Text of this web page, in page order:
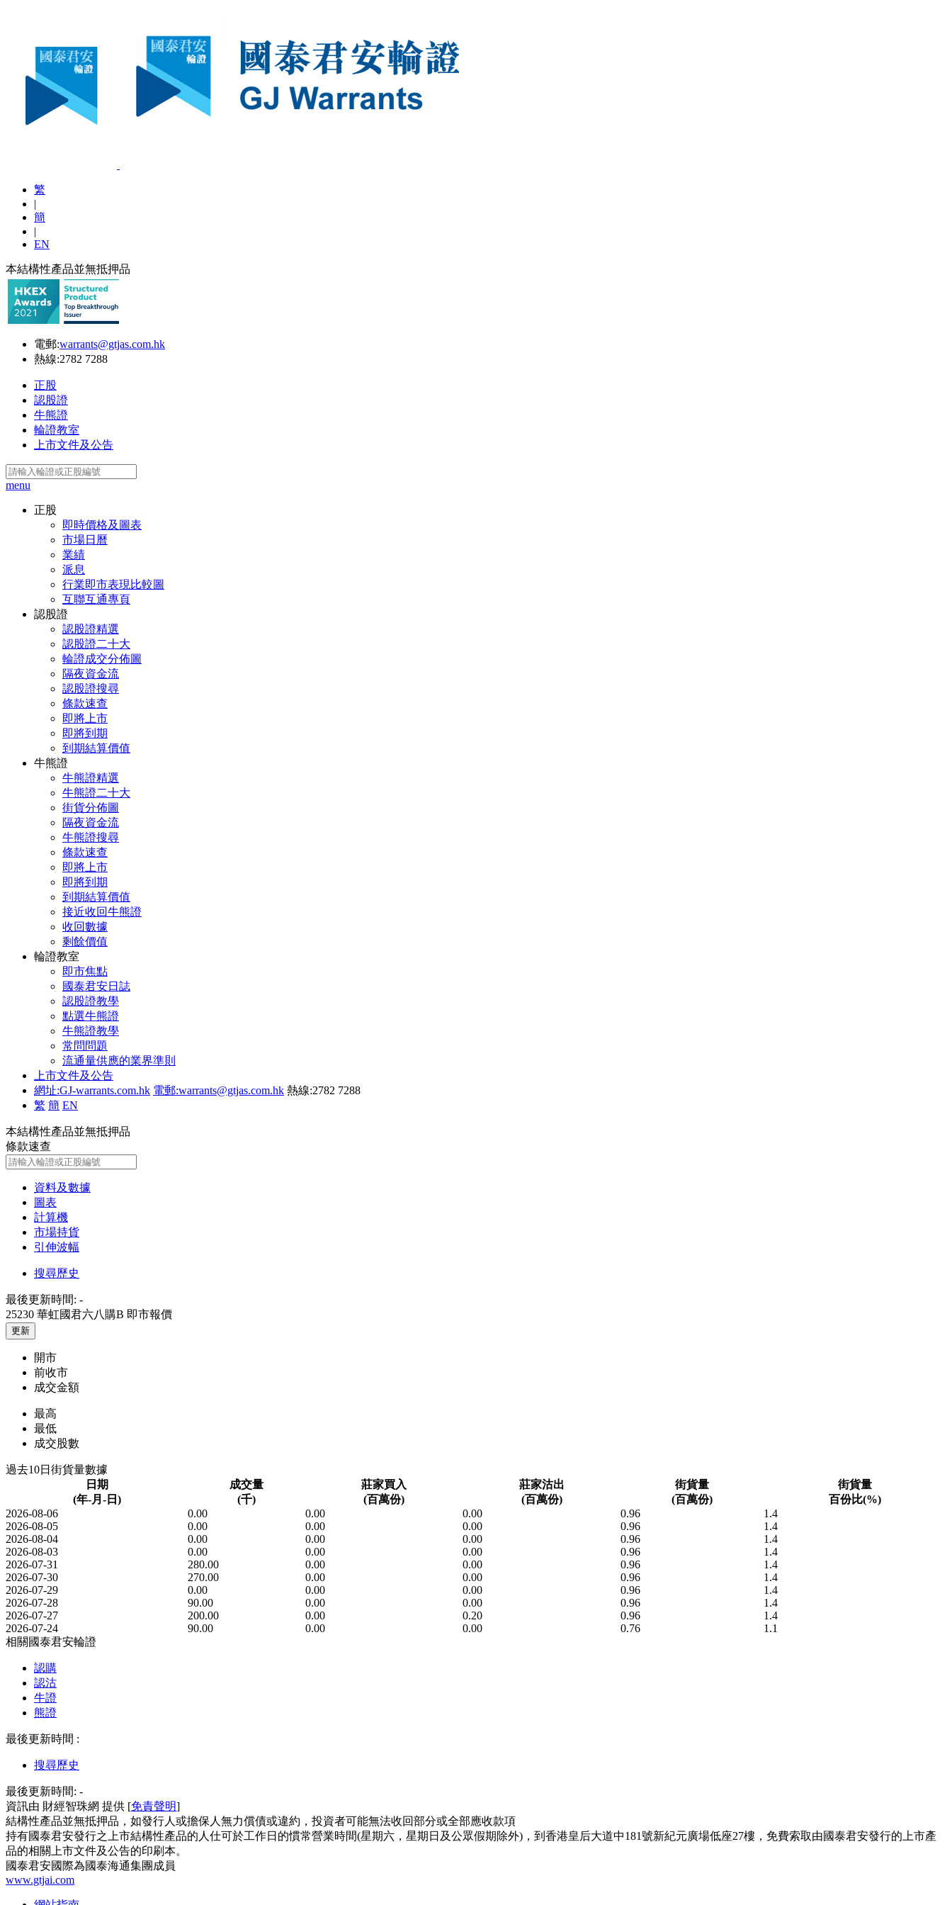
繁
|
簡
|
EN
本結構性產品並無抵押品
電郵:warrants@gtjas.com.hk
熱線:2782 7288
正股
認股證
牛熊證
輪證教室
上市文件及公告
menu
正股
即時價格及圖表
市場日曆
業績
派息
行業即市表現比較圖
互聯互通專頁
認股證
認股證精選
認股證二十大
輪證成交分佈圖
隔夜資金流
認股證搜尋
條款速查
即將上市
即將到期
到期結算價值
牛熊證
牛熊證精選
牛熊證二十大
街貨分佈圖
隔夜資金流
牛熊證搜尋
條款速查
即將上市
即將到期
到期結算價值
接近收回牛熊證
收回數據
剩餘價值
輪證教室
即市焦點
國泰君安日誌
認股證教學
點選牛熊證
牛熊證教學
常問問題
流通量供應的業界準則
上市文件及公告
網址:GJ-warrants.com.hk 電郵:warrants@gtjas.com.hk 熱線:2782 7288
繁 簡 EN
本結構性產品並無抵押品
條款速查
資料及數據
圖表
計算機
市場持貨
引伸波幅
搜尋歷史
最後更新時間: -
25230 華虹國君六八購B 即市報價
更新
開市
前收市
成交金額
最高
最低
成交股數
過去10日街貨量數據
日期
(年-月-日)
成交量
(千)
莊家買入
(百萬份)
莊家沽出
(百萬份)
街貨量
(百萬份)
街貨量
百份比(%)
2026-08-06
0.00 0.00 0.00 0.96
1.4
2026-08-05
0.00 0.00 0.00 0.96
1.4
2026-08-04
0.00 0.00 0.00 0.96
1.4
2026-08-03
0.00 0.00 0.00 0.96
1.4
2026-07-31
280.00 0.00 0.00 0.96
1.4
2026-07-30
270.00 0.00 0.00 0.96
1.4
2026-07-29
0.00 0.00 0.00 0.96
1.4
2026-07-28
90.00 0.00 0.00 0.96
1.4
2026-07-27
200.00 0.00 0.20 0.96
1.4
2026-07-24
90.00 0.00 0.00 0.76
1.1
相關國泰君安輪證
認購
認沽
牛證
熊證
最後更新時間 :
搜尋歷史
最後更新時間: -
資訊由 財經智珠網 提供 [免責聲明]
結構性產品並無抵押品，如發行人或擔保人無力償債或違約，投資者可能無法收回部分或全部應收款項
持有國泰君安發行之上市結構性產品的人仕可於工作日的慣常營業時間(星期六，星期日及公眾假期除外)，到香港皇后大道中181號新紀元廣場低座27樓，免費索取由國泰君安發行的上市產
品的相關上市文件及公告的印刷本。
國泰君安國際為國泰海通集團成員
www.gtjai.com